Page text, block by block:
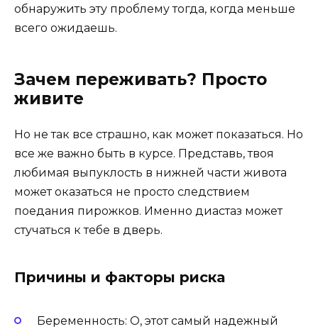
обнаружить эту проблему тогда, когда меньше
всего ожидаешь.
Зачем переживать? Просто
живите
Но не так все страшно, как может показаться. Но
все же важно быть в курсе. Представь, твоя
любимая выпуклость в нижней части живота
может оказаться не просто следствием
поедания пирожков. Именно диастаз может
стучаться к тебе в дверь.
Причины и факторы риска
Беременность: О, этот самый надежный